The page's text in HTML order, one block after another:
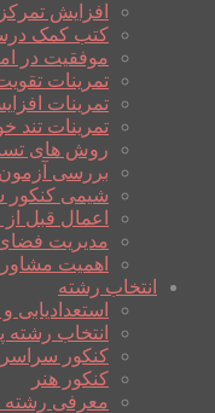
افزایش
کتب کمک
موفقیت در
تمرینات
تمرینات
تمرینات تند
روش های
بررسی
شیمی
اعمال قبل
مدیریت
اهمیت
انتخاب رشته
انتخاب رشته
کنکور
کنکور هنر
معرفی رشته